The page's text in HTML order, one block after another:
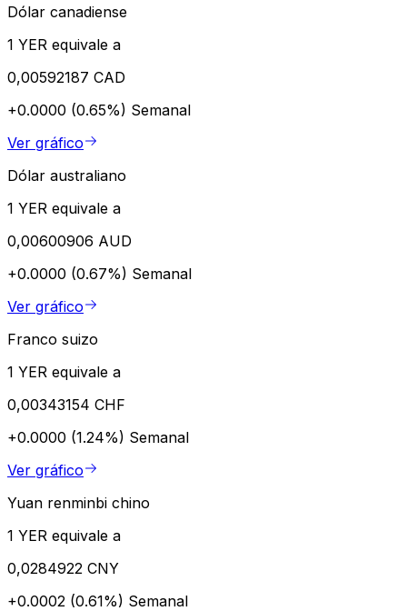
Dólar canadiense
1 YER equivale a
0,00592187 CAD
+0.0000 (0.65%) Semanal
Ver gráfico
Dólar australiano
1 YER equivale a
0,00600906 AUD
+0.0000 (0.67%) Semanal
Ver gráfico
Franco suizo
1 YER equivale a
0,00343154 CHF
+0.0000 (1.24%) Semanal
Ver gráfico
Yuan renminbi chino
1 YER equivale a
0,0284922 CNY
+0.0002 (0.61%) Semanal